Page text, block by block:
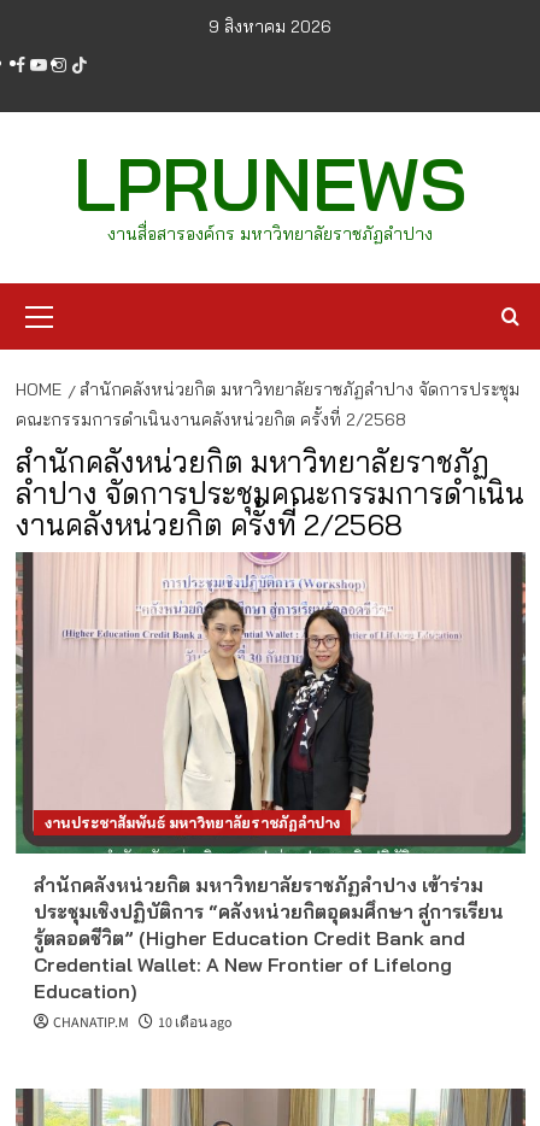
content
9 สิงหาคม 2026
facebook
youtube
instagram
tiktok
LPRUNEWS
งานสื่อสารองค์กร มหาวิทยาลัยราชภัฏลำปาง
Menu
HOME
สำนักคลังหน่วยกิต มหาวิทยาลัยราชภัฏลำปาง จัดการประชุม
คณะกรรมการดำเนินงานคลังหน่วยกิต ครั้งที่ 2/2568
สำนักคลังหน่วยกิต มหาวิทยาลัยราชภัฏ
ลำปาง จัดการประชุมคณะกรรมการดำเนิน
งานคลังหน่วยกิต ครั้งที่ 2/2568
งานประชาสัมพันธ์ มหาวิทยาลัยราชภัฏลำปาง
สำนักคลังหน่วยกิต มหาวิทยาลัยราชภัฏลำปาง เข้าร่วม
ประชุมเชิงปฏิบัติการ “คลังหน่วยกิตอุดมศึกษา สู่การเรียน
รู้ตลอดชีวิต” (Higher Education Credit Bank and
Credential Wallet: A New Frontier of Lifelong
Education)
CHANATIP.M 10 เดือน ago